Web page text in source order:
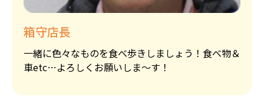
箱守店長
一緒に色々なものを食べ歩きしましょう！食べ物＆
車etc…よろしくお願いしま～す！